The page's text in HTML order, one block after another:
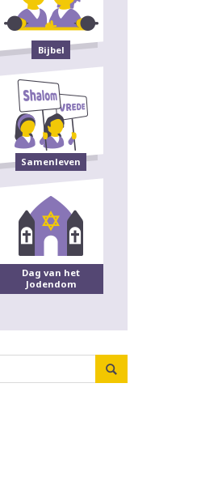
Bijbel
Samenleven
Dag van het
Jodendom